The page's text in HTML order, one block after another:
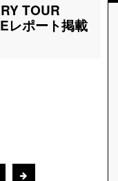
TOUR
レポート掲載